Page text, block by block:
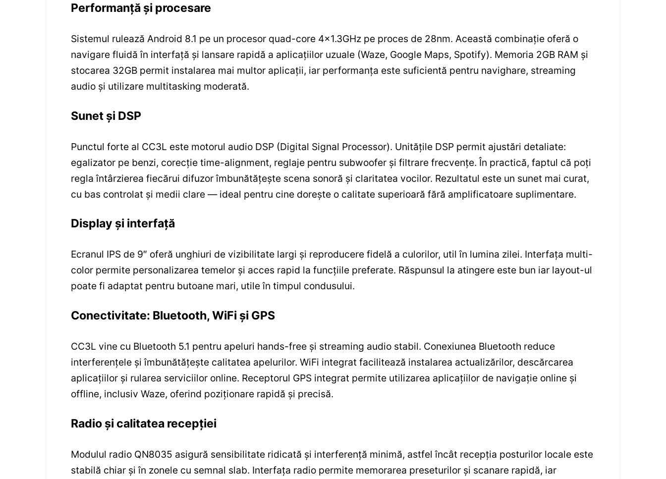
Performanță și procesare
Sistemul rulează Android 8.1 pe un procesor quad-core 4×1.3GHz pe proces de 28nm. Această combinație oferă o
navigare fluidă în interfață și lansare rapidă a aplicațiilor uzuale (Waze, Google Maps, Spotify). Memoria 2GB RAM și
stocarea 32GB permit instalarea mai multor aplicații, iar performanța este suficientă pentru navighare, streaming
audio și utilizare multitasking moderată.
Sunet și DSP
Punctul forte al CC3L este motorul audio DSP (Digital Signal Processor). Unitățile DSP permit ajustări detaliate:
egalizator pe benzi, corecție time-alignment, reglaje pentru subwoofer și filtrare frecvențe. În practică, faptul că poți
regla întârzierea fiecărui difuzor îmbunătățește scena sonoră și claritatea vocilor. Rezultatul este un sunet mai curat,
cu bas controlat și medii clare — ideal pentru cine dorește o calitate superioară fără amplificatoare suplimentare.
Display și interfață
Ecranul IPS de 9″ oferă unghiuri de vizibilitate largi și reproducere fidelă a culorilor, util în lumina zilei. Interfața multi-
color permite personalizarea temelor și acces rapid la funcțiile preferate. Răspunsul la atingere este bun iar layout-ul
poate fi adaptat pentru butoane mari, utile în timpul condusului.
Conectivitate: Bluetooth, WiFi și GPS
CC3L vine cu Bluetooth 5.1 pentru apeluri hands-free și streaming audio stabil. Conexiunea Bluetooth reduce
interferențele și îmbunătățește calitatea apelurilor. WiFi integrat facilitează instalarea actualizărilor, descărcarea
aplicațiilor și rularea serviciilor online. Receptorul GPS integrat permite utilizarea aplicațiilor de navigație online și
offline, inclusiv Waze, oferind poziționare rapidă și precisă.
Radio și calitatea recepției
Modulul radio QN8035 asigură sensibilitate ridicată și interferență minimă, astfel încât recepția posturilor locale este
stabilă chiar și în zonele cu semnal slab. Interfața radio permite memorarea preseturilor și scanare rapidă, iar